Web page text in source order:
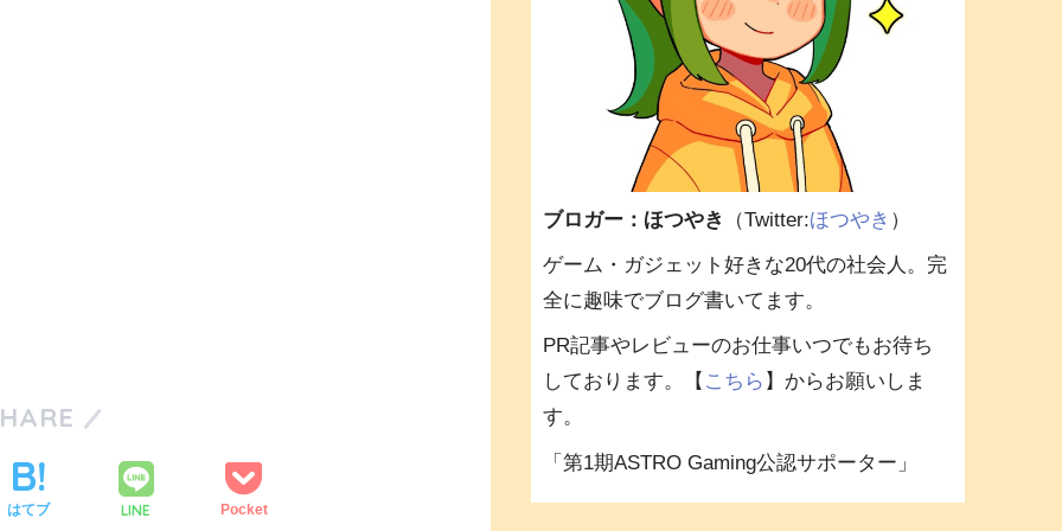
はてブ LINE Pocket
ブロガー：ほつやき （Twitter:ほつやき ）
ゲーム・ガジェット好きな20代の社会人。完
全に趣味でブログ書いてます。
PR記事やレビューのお仕事いつでもお待ち
しております。【 こちら 】からお願いしま
す。
「第1期ASTRO Gaming公認サポーター」